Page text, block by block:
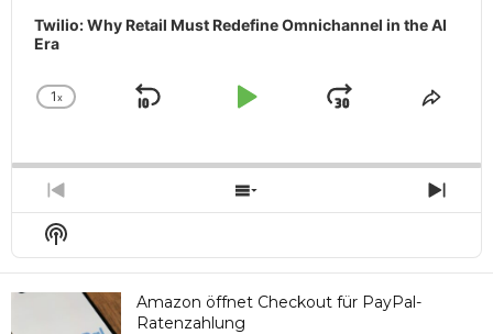
Twilio: Why Retail Must Redefine Omnichannel in the AI
Era
Change
1x
Skip
Play
Jump
Share
Previous
Episode
Show
Episodes
Next
Show
Podcast
Information
Amazon öffnet Checkout für PayPal-
Ratenzahlung